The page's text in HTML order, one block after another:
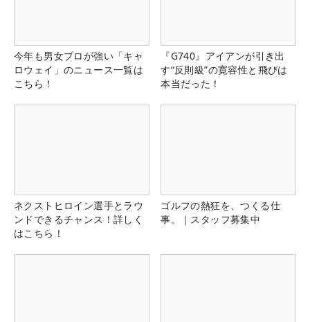
今年も男女プロが強い「キャ
ロウェイ」のニュース一覧は
こちら！
『G740』アイアンが引き出
す“反則級”の寛容性と飛びは
本当だった！
ネクストヒロイン選手とラウ
ンドできるチャンス！詳しく
はこちら！
ゴルフの熱狂を、つくる仕
事。｜スタッフ募集中